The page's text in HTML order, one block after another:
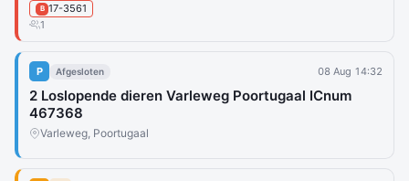
B 17-3561
1
P Afgesloten 08 Aug 14:32
2 Loslopende dieren Varleweg Poortugaal ICnum
467368
Varleweg, Poortugaal